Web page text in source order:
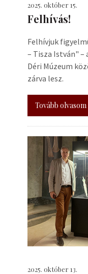
2025. október 15.
Felhívás!
Felhívjuk
– Tisza István" –
Déri Múzeum
zárva lesz.
Tovább olvasom
2025. október 13.